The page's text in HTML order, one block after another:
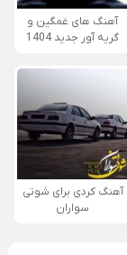
آهنگ های غمگین و
گریه آور جدید 1404
آهنگ کردی برای شوتی
سواران